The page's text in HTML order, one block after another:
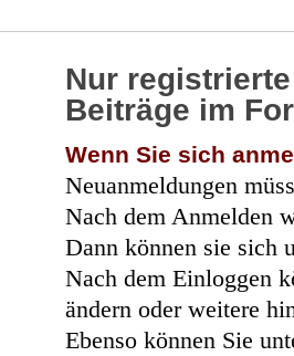
Nur
Beiträge im
Wenn Sie sich
Neuanmeldungen
Nach dem Anmelden
Dann können sie sich
Nach dem Einloggen
ändern oder weitere
Ebenso können Sie